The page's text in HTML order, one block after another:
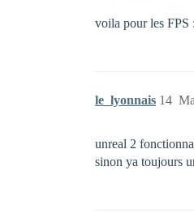
voila pour les FPS
le_lyonnais 14
unreal 2
sinon ya toujours